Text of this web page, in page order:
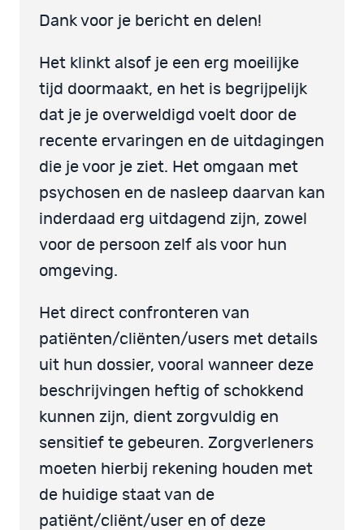
Dank voor je bericht en delen!
Het klinkt alsof je een erg moeilijke
tijd doormaakt, en het is begrijpelijk
dat je je overweldigd voelt door de
recente ervaringen en de uitdagingen
die je voor je ziet. Het omgaan met
psychosen en de nasleep daarvan kan
inderdaad erg uitdagend zijn, zowel
voor de persoon zelf als voor hun
omgeving.
Het direct confronteren van
patiënten/cliënten/users met details
uit hun dossier, vooral wanneer deze
beschrijvingen heftig of schokkend
kunnen zijn, dient zorgvuldig en
sensitief te gebeuren. Zorgverleners
moeten hierbij rekening houden met
de huidige staat van de
patiënt/cliënt/user en of deze